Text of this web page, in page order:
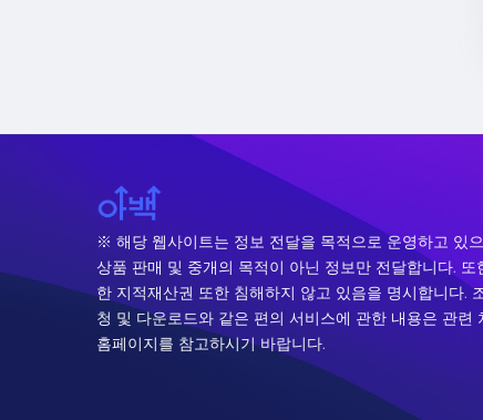
※ 해당 웹사이트는 정보 전달을 목적으로 운영하고 있
상품 판매 및 중개의 목적이 아닌 정보만 전달합니다. 또
한 지적재산권 또한 침해하지 않고 있음을 명시합니다.
청 및 다운로드와 같은 편의 서비스에 관한 내용은 관련
홈페이지를 참고하시기 바랍니다.